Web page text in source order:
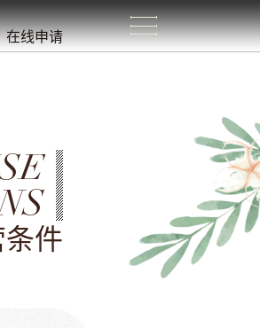
在线申请
件